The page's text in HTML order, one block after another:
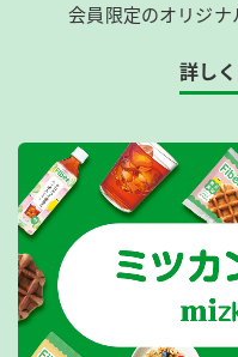
会員限定のオリジナ
詳し